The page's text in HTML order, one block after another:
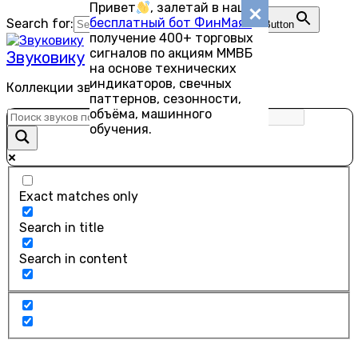
Привет
, залетай в наш
бесплатный бот ФинМаяк—
получение 400+ торговых
сигналов по акциям ММВБ
на основе технических
индикаторов, свечных
паттернов, сезонности,
объёма, машинного
обучения.
к
содержанию
Search for: Search Button
Звуковику
Коллекции звуков для скачивания
Exact matches only
Search in title
Search in content